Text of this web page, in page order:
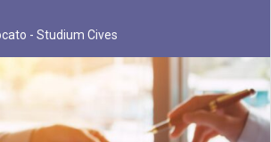
- Studium Cives